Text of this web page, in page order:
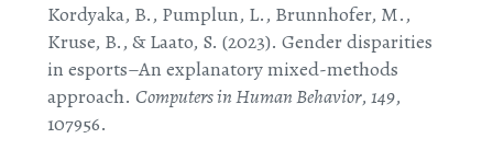
Kordyaka, B., Pumplun, L., Brunnhofer, M.,
Kruse, B., & Laato, S. (2023). Gender disparities
in esports–An explanatory mixed-methods
approach. Computers in Human Behavior, 149,
107956.